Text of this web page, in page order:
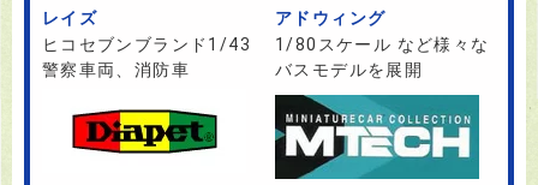
レイズ
ヒコセブンブランド1/43
警察車両、消防車
アドウィング
1/80スケール など様々な
バスモデルを展開